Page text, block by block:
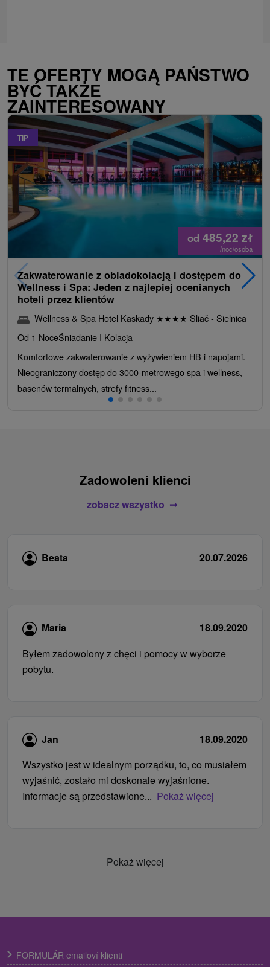
TE OFERTY MOGĄ PAŃSTWO
BYĆ TAKŻE
ZAINTERESOWANY
TIP
od 485,22 zł
/noc/osoba
Zakwaterowanie z obiadokolacją i dostępem do
Wellness i Spa: Jeden z najlepiej ocenianych
hoteli przez klientów
Wellness & Spa Hotel Kaskady ★★★★ Sliač - Sielnica
Od 1 NoceŚniadanie I Kolacja
Komfortowe zakwaterowanie z wyżywieniem HB i napojami.
Nieograniczony dostęp do 3000-metrowego spa i wellness,
basenów termalnych, strefy fitness...
Zadowoleni klienci
zobacz wszystko
Beata 20.07.2026
Maria
18.09.2020
Byłem zadowolony z chęci i pomocy w wyborze
pobytu.
Jan
18.09.2020
Wszystko jest w idealnym porządku, to, co musiałem
wyjaśnić, zostało mi doskonale wyjaśnione.
Informacje są przedstawione... Pokaż więcej
Pokaż więcej
FORMULÁR emailoví klienti